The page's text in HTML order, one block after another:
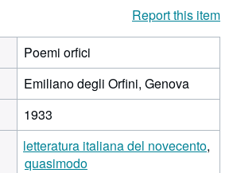
Report this item
Poemi orfici
Emiliano degli Orfini, Genova
1933
letteratura italiana del novecento
quasimodo